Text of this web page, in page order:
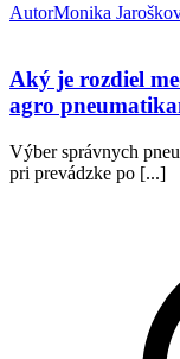
AutorMonika
Aký je rozdiel
agro
Výber správnych
pri prevádzke po [...]